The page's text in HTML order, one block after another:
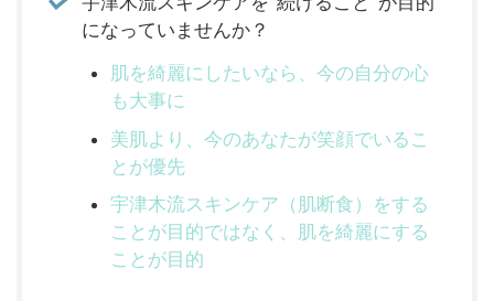
になっていませんか？
肌を綺麗にしたいなら、今の自分の心
も大事に
美肌より、今のあなたが笑顔でいるこ
とが優先
宇津木流スキンケア（肌断食）をする
ことが目的ではなく、肌を綺麗にする
ことが目的